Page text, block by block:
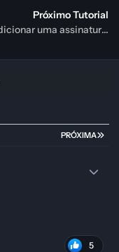
Próximo Tutorial
Como adicionar uma assinatura em seu Perfil
PRÓXIMA
5